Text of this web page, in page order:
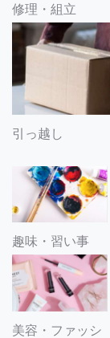
修理・組立
引っ越し
趣味・習い事
美容・ファッシ